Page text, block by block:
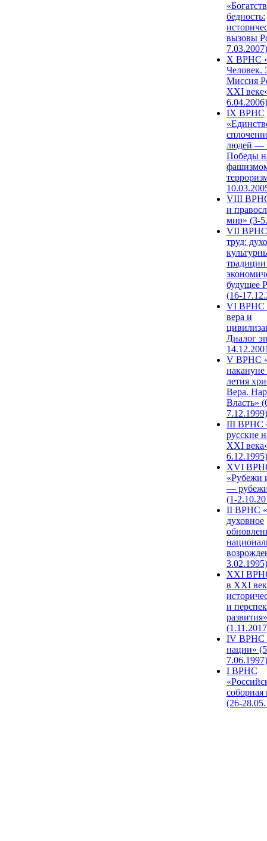
бедность:
вызовы
7.03.2007)
X ВРНС
Человек.
Миссия
XXI
6.04.2006)
IX ВРНС
людей —
Победы
VIII
и
мир» (3-
VII ВРНС
труд:
будущее
(16-
VI ВРНС
вера и
Диалог
V ВРНС
накануне
летия
Вера.
Власть»
7.12.1999)
III ВРНС
русские
XXI
6.12.1995)
XVI
«Рубежи
—
(1-
II ВРНС
духовное
3.02.1995)
XХI
в XXI
и
развития»
IV ВРНС
нации»
7.06.1997)
I ВРНС
(26-